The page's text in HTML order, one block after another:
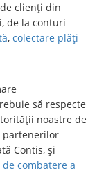
clienți din
de la conturi
, colectare plăți
să respecte
noastre de
partenerilor
Contis, și
combatere a